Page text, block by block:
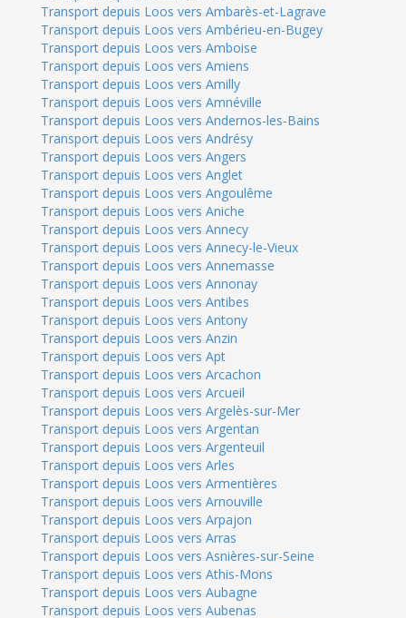
Transport depuis Loos vers Ambarès-et-Lagrave
Transport depuis Loos vers Ambérieu-en-Bugey
Transport depuis Loos vers Amboise
Transport depuis Loos vers Amiens
Transport depuis Loos vers Amilly
Transport depuis Loos vers Amnéville
Transport depuis Loos vers Andernos-les-Bains
Transport depuis Loos vers Andrésy
Transport depuis Loos vers Angers
Transport depuis Loos vers Anglet
Transport depuis Loos vers Angoulême
Transport depuis Loos vers Aniche
Transport depuis Loos vers Annecy
Transport depuis Loos vers Annecy-le-Vieux
Transport depuis Loos vers Annemasse
Transport depuis Loos vers Annonay
Transport depuis Loos vers Antibes
Transport depuis Loos vers Antony
Transport depuis Loos vers Anzin
Transport depuis Loos vers Apt
Transport depuis Loos vers Arcachon
Transport depuis Loos vers Arcueil
Transport depuis Loos vers Argelès-sur-Mer
Transport depuis Loos vers Argentan
Transport depuis Loos vers Argenteuil
Transport depuis Loos vers Arles
Transport depuis Loos vers Armentières
Transport depuis Loos vers Arnouville
Transport depuis Loos vers Arpajon
Transport depuis Loos vers Arras
Transport depuis Loos vers Asnières-sur-Seine
Transport depuis Loos vers Athis-Mons
Transport depuis Loos vers Aubagne
Transport depuis Loos vers Aubenas